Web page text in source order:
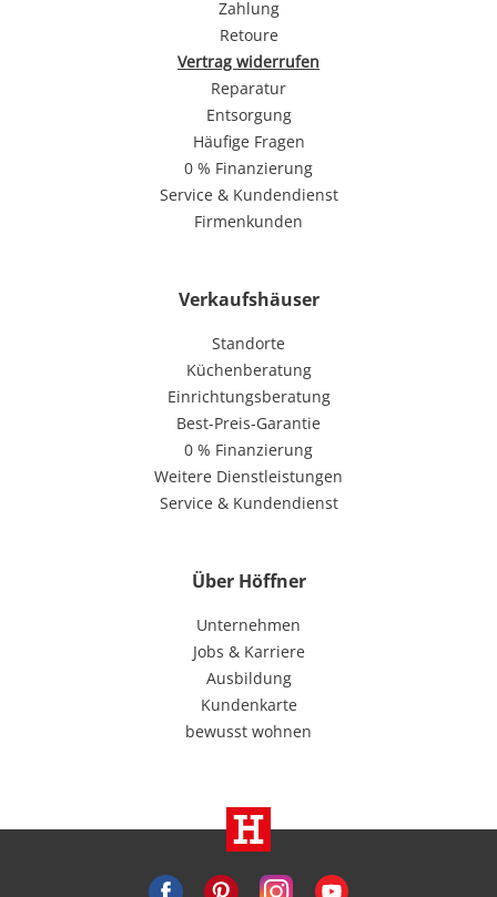
Zahlung
Retoure
Vertrag widerrufen
Reparatur
Entsorgung
Häufige Fragen
0 % Finanzierung
Service & Kundendienst
Firmenkunden
Verkaufshäuser
Standorte
Küchenberatung
Einrichtungsberatung
Best-Preis-Garantie
0 % Finanzierung
Weitere Dienstleistungen
Service & Kundendienst
Über Höffner
Unternehmen
Jobs & Karriere
Ausbildung
Kundenkarte
bewusst wohnen